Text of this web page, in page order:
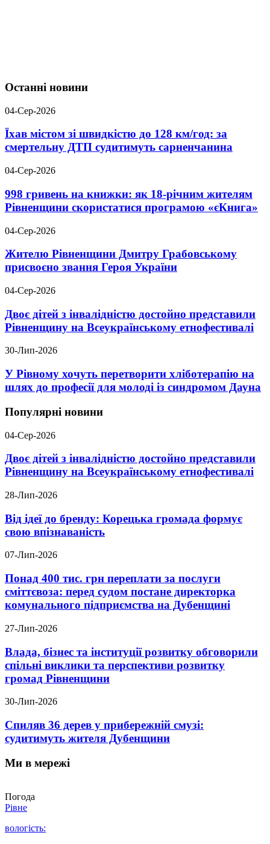
Останні новини
04-Сер-2026
Їхав містом зі швидкістю до 128 км/год: за
смертельну ДТП судитимуть сарненчанина
04-Сер-2026
998 гривень на книжки: як 18-річним жителям
Рівненщини скористатися програмою «єКнига»
04-Сер-2026
Жителю Рівненщини Дмитру Грабовському
присвоєно звання Героя України
04-Сер-2026
Двоє дітей з інвалідністю достойно представили
Рівненщину на Всеукраїнському етнофестивалі
30-Лип-2026
У Рівному хочуть перетворити хліботерапію на
шлях до професії для молоді із синдромом Дауна
Популярні новини
04-Сер-2026
Двоє дітей з інвалідністю достойно представили
Рівненщину на Всеукраїнському етнофестивалі
28-Лип-2026
Від ідеї до бренду: Корецька громада формує
свою впізнаваність
07-Лип-2026
Понад 400 тис. грн переплати за послуги
сміттєвоза: перед судом постане директорка
комунального підприємства на Дубенщині
27-Лип-2026
Влада, бізнес та інституції розвитку обговорили
спільні виклики та перспективи розвитку
громад Рівненщини
30-Лип-2026
Спиляв 36 дерев у прибережній смузі:
судитимуть жителя Дубенщини
Ми в мережі
Погода
Рівне
вологість: